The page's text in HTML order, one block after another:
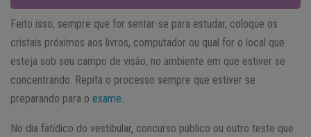
Feito isso, sempre que for sentar-se para estudar, coloque os
cristais próximos aos livros, computador ou qual for o local que
esteja sob seu campo de visão, no ambiente em que estiver se
concentrando. Repita o processo sempre que estiver se
preparando para o exame
No dia fatídico do vestibular, concurso público ou outro teste que